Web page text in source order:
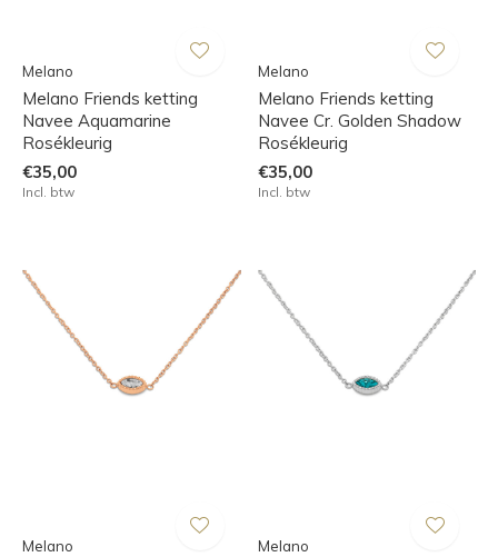
Melano
Melano Friends ketting
Navee Aquamarine
Rosékleurig
€35,00
Incl. btw
Melano
Melano Friends ketting
Navee Cr. Golden Shadow
Rosékleurig
€35,00
Incl. btw
Melano Melano